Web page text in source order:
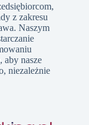
z zakresu
Naszym
aby nasze
niezależnie